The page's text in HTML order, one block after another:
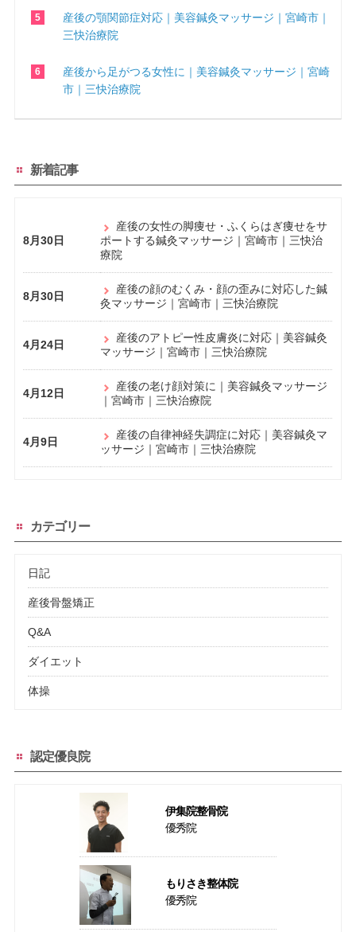
産後の顎関節症対応｜美容鍼灸マッサージ｜宮崎市｜
三快治療院
産後から足がつる女性に｜美容鍼灸マッサージ｜宮崎
市｜三快治療院
新着記事
8月30日
産後の女性の脚痩せ・ふくらはぎ痩せをサ
ポートする鍼灸マッサージ｜宮崎市｜三快治
療院
8月30日
産後の顔のむくみ・顔の歪みに対応した鍼
灸マッサージ｜宮崎市｜三快治療院
4月24日
産後のアトピー性皮膚炎に対応｜美容鍼灸
マッサージ｜宮崎市｜三快治療院
4月12日
産後の老け顔対策に｜美容鍼灸マッサージ
｜宮崎市｜三快治療院
4月9日
産後の自律神経失調症に対応｜美容鍼灸マ
ッサージ｜宮崎市｜三快治療院
カテゴリー
日記
産後骨盤矯正
Q&A
ダイエット
体操
認定優良院
伊集院整骨院
優秀院
もりさき整体院
優秀院